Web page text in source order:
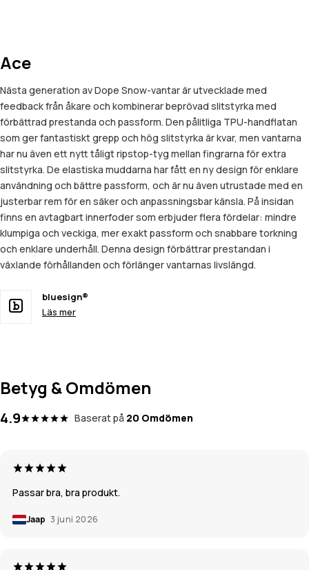
Ace
Nästa generation av Dope Snow-vantar är utvecklade med
feedback från åkare och kombinerar beprövad slitstyrka med
förbättrad prestanda och passform. Den pålitliga TPU-handflatan
som ger fantastiskt grepp och hög slitstyrka är kvar, men vantarna
har nu även ett nytt tåligt ripstop-tyg mellan fingrarna för extra
slitstyrka. De elastiska muddarna har fått en ny design för enklare
användning och bättre passform, och är nu även utrustade med en
justerbar rem för en säker och anpassningsbar känsla. På insidan
finns en avtagbart innerfoder som erbjuder flera fördelar: mindre
klumpiga och veckiga, mer exakt passform och snabbare torkning
och enklare underhåll. Denna design förbättrar prestandan i
växlande förhållanden och förlänger vantarnas livslängd.
bluesign®
Läs mer
Betyg & Omdömen
4.9 Baserat på 20 Omdömen
Passar bra, bra produkt.
Jaap 3 juni 2026